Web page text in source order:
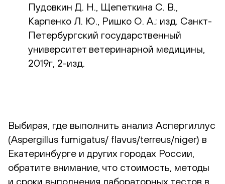
Пудовкин Д. Н., Щепеткина С. В.,
Карпенко Л. Ю., Ришко О. А.; изд. Санкт-
Петербургский государственный
университет ветеринарной медицины,
2019г, 2-изд.
Выбирая, где выполнить анализ Аспергиллус
(Aspergillus fumigatus/ flavus/terreus/niger) в
Екатеринбурге и других городах России,
обратите внимание, что стоимость, методы
и сроки выполнения лабораторных тестов в